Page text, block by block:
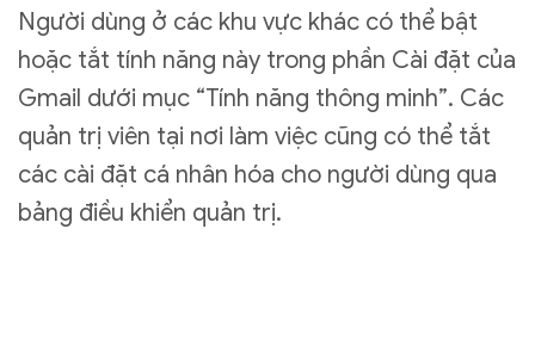
Người dùng ở các khu vực khác có thể bật
hoặc tắt tính năng này trong phần Cài đặt của
Gmail dưới mục “Tính năng thông minh”. Các
quản trị viên tại nơi làm việc cũng có thể tắt
các cài đặt cá nhân hóa cho người dùng qua
bảng điều khiển quản trị.